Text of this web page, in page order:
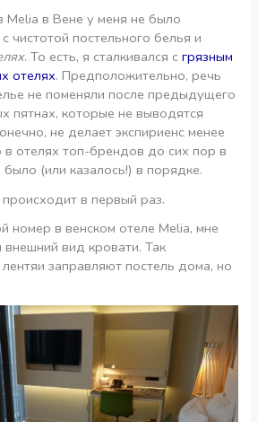
в Вене у меня не было
чистотой постельного белья и
. То есть, я сталкивался сгрязным
отелях. Предположительно, речь
не поменяли после предыдущего
пятнах, которые не выводятся
не делает экспириенс менее
в отелях топ-брендов до сих пор в
(или казалось!) в порядке.
в первый раз.
номер в венском отеле Melia, мне
внешний вид кровати. Так
заправляют постель дома, но